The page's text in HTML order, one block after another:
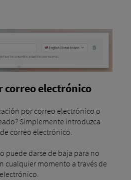
correo electrónico
por correo electrónico o
Simplemente introduzca
correo electrónico.
puede darse de baja para no
cualquier momento a través de